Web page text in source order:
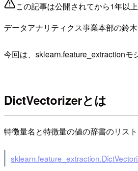
この記事は公開されてから1年以
データアナリティクス事業本部の鈴木
今回は、sklearn.feature_extractionモ
DictVectorizerとは
特徴量名と特徴量の値の辞書のリス